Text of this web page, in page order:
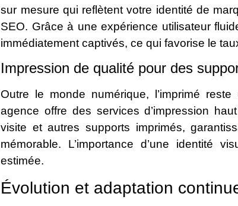
sur mesure qui reflètent votre identité de
SEO. Grâce à une expérience utilisateur
immédiatement captivés, ce qui favorise le
Impression de qualité pour des
Outre le monde numérique, l’imprimé
agence offre des services d’impression
visite et autres supports imprimés,
mémorable. L’importance d’une identité
estimée.
Évolution et adaptation